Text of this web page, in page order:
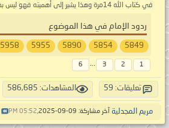
في كتاب الله 14مرة وهذا يشير إلى أهميته فهو ليس بدعة من بدع...
ردود الإمام في هذا الموضوع
5849
5854
5890
5955
5958
1
2
3
...
6
تعليقات: 59 المشاهدات: 586,685
مريم المجدلية آخر مشاركة: 09-09-2025, 05:52 PM